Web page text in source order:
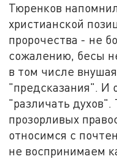
Тюренков
христианской
пророчества - не
сожалению, бесы
в том числе
"предсказания". И
"различать
прозорливых
относимся с
не воспринимаем